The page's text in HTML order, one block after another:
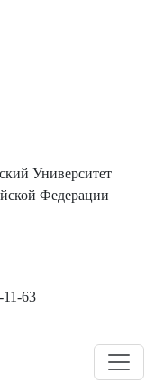
Университет
Федерации
63